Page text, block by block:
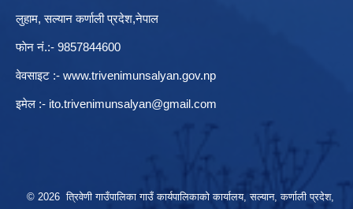
लुहाम, सल्यान कर्णाली प्रदेश,नेपाल
फाेन नं.:- 9857844600
वेवसाइट :- www.trivenimunsalyan.gov.np
इमेल :- ito.trivenimunsalyan@gmail.com
© 2026 त्रिवेणी गाउँपालिका गाउँ कार्यपालिकाकाे कार्यालय, सल्यान, कर्णाली प्रदेश,